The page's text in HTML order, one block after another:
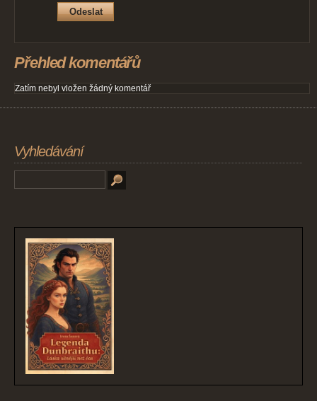
Přehled komentářů
Zatím nebyl vložen žádný komentář
Vyhledávání